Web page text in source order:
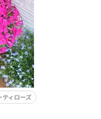
日 1回目の満開後、
ティローズ